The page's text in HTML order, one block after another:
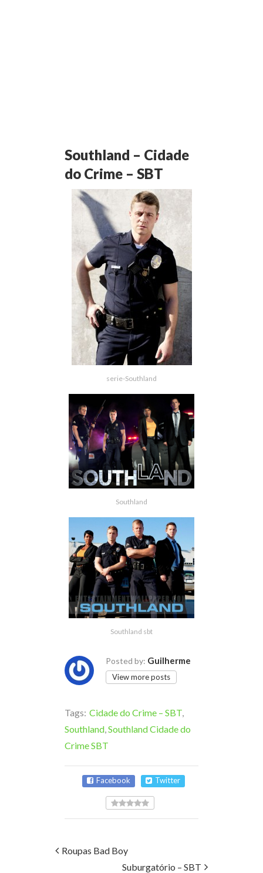
Southland – Cidade
do Crime – SBT
serie-Southland
Southland
Southland sbt
Posted by: Guilherme
View more posts
Tags: Cidade do Crime – SBT
Southland Southland Cidade do
Crime SBT
Facebook Twitter
Roupas Bad Boy
Suburgatório – SBT